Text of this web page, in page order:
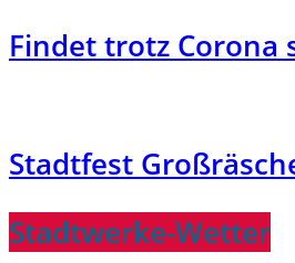
Findet trotz Corona
Stadtfest
Stadtwerke-Wetter